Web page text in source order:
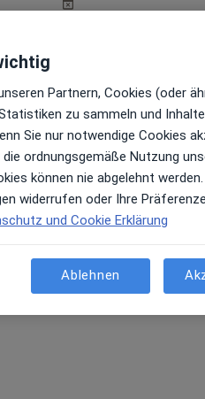
senden
Morgen
8 Aug
So,
9 Aug
Mo,
10 Aug
nicht verfügbar
Partnern, Cookies (oder
zu sammeln und
Sie nur notwendige Cookies
ordnungsgemäße Nutzung
können nie abgelehnt werden.
widerrufen oder Ihre
und Cookie Erklärung
Ablehnen